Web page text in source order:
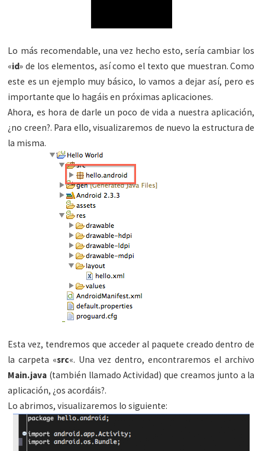
Lo más recomendable, una vez hecho esto, sería cambiar los
«id» de los elementos, así como el texto que muestran. Como
este es un ejemplo muy básico, lo vamos a dejar así, pero es
importante que lo hagáis en próximas aplicaciones.
Ahora, es hora de darle un poco de vida a nuestra aplicación,
¿no creen?. Para ello, visualizaremos de nuevo la estructura de
la misma.
Esta vez, tendremos que acceder al paquete creado dentro de
la carpeta «src«. Una vez dentro, encontraremos el archivo
Main.java (también llamado Actividad) que creamos junto a la
aplicación, ¿os acordáis?.
Lo abrimos, visualizaremos lo siguiente: